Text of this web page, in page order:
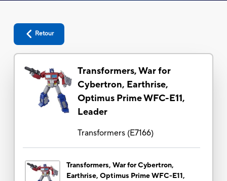
Retour
Transformers, War for
Cybertron, Earthrise,
Optimus Prime WFC-E11,
Leader
Transformers(E7166)
Transformers, War for Cybertron,
Earthrise, Optimus Prime WFC-E11,